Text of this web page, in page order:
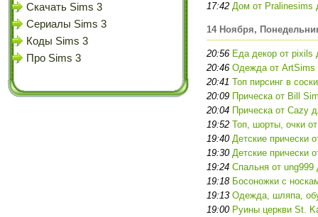
Скачать Sims 3
Сериалы Sims 3
Коды Sims 3
Про Sims 3
17:42 Дом от Pralinesims
14 Ноября,
20:56 Еда декор от pixils
20:46 Одежда от ArtSims
20:41 Топ пирсинг в
20:09 Прическа от Bill
20:04 Прическа от Cazy
19:52 Топ, шорты, очки
19:40 Детские прически
19:30 Детские прически
19:24 Спальня от
19:18 Босоножки с
19:13 Одежда, шляпа,
19:00 Руины церкви St.